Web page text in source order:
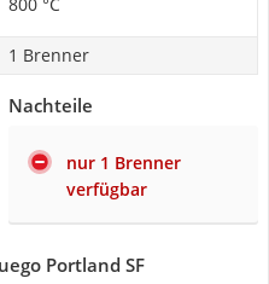
1 Brenner
Nachteile
nur 1 Brenner
verfügbar
Portland SF